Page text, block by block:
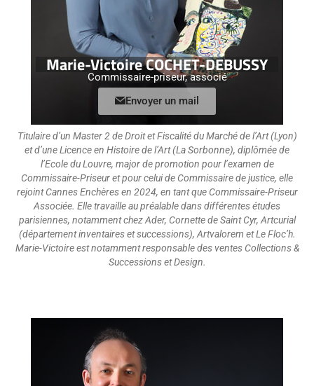
Marie-Victoire COCHET-DEBUSSY
Commissaire-priseur, associé
Envoyer un mail
Titulaire d’un Master 2 de Droit et Fiscalité du Marché de l’Art (Lyon)
et d’une Licence en Histoire de l’Art (La Sorbonne), diplômée de
l’Ecole du Louvre, major de promotion pour l’examen de
Commissaire-Priseur et pour celui de Commissaire de justice, elle
rejoint Cannes Enchères en 2024, en tant que Commissaire-Priseur
Associée. Elle travaille au préalable dans différentes études
parisiennes, notamment chez Ader, Cornette de Saint Cyr, Artcurial
(département inventaires et successions), Artvalorem et Le Floc’h.
Marie-Victoire est notamment responsable des ventes Collections &
Successions et Design.